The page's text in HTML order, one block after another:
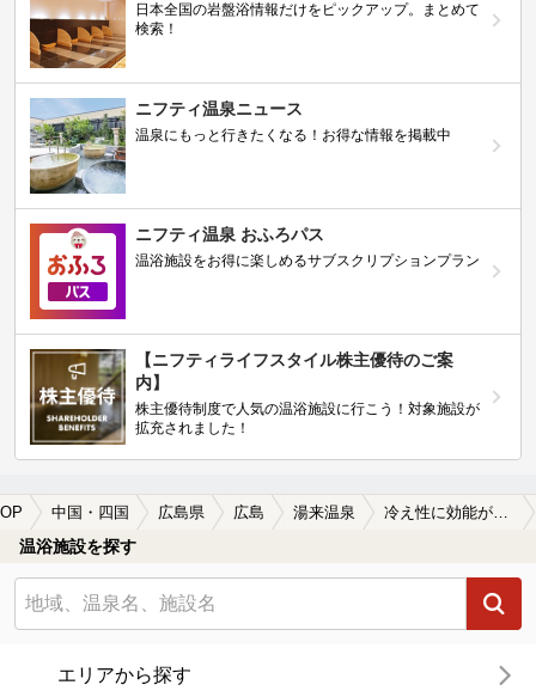
日本全国の岩盤浴情報だけをピックアップ。まとめて
検索！
ニフティ温泉ニュース
温泉にもっと行きたくなる！お得な情報を掲載中
ニフティ温泉 おふろパス
温浴施設をお得に楽しめるサブスクリプションプラン
【ニフティライフスタイル株主優待のご案
内】
株主優待制度で人気の温浴施設に行こう！対象施設が
拡充されました！
中国・四国 広島県 広島 湯来温泉 冷え性に効能がある湯来温泉の温泉、日帰り温泉、スーパー銭湯おすすめ
温浴施設を探す
エリアから探す